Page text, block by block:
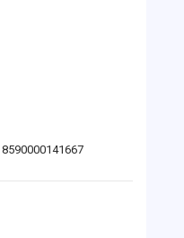
8590000141667